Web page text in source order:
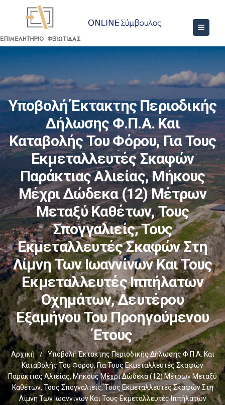
Υποβολή Έκτακτης Περιοδικής
Δήλωσης Φ.Π.Α. Και
Καταβολής Του Φόρου, Για Τους
Εκμεταλλευτές Σκαφών
Παράκτιας Αλιείας, Μήκους
Μέχρι Δώδεκα (12) Μέτρων
Μεταξύ Καθέτων, Τους
Σπογγαλιείς, Τους
Εκμεταλλευτές Σκαφών Στη
Λίμνη Των Ιωαννίνων Και Τους
Εκμεταλλευτές Ιππήλατων
Οχημάτων, Δευτέρου
Εξαμήνου Του Προηγούμενου
Έτους
Αρχική /
Υποβολή Έκτακτης Περιοδικής Δήλωσης Φ.Π.Α. Και
Καταβολής Του Φόρου, Για Τους Εκμεταλλευτές Σκαφών
Παράκτιας Αλιείας, Μήκους Μέχρι Δώδεκα (12) Μέτρων Μεταξύ
Καθέτων, Τους Σπογγαλιείς, Τους Εκμεταλλευτές Σκαφών Στη
Λίμνη Των Ιωαννίνων Και Τους Εκμεταλλευτές Ιππήλατων